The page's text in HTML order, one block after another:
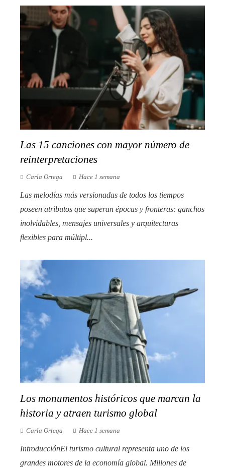
Las 15 canciones con mayor número de
reinterpretaciones
Carla Ortega Hace 1 semana
Las melodías más versionadas de todos los tiempos
poseen atributos que superan épocas y fronteras: ganchos
inolvidables, mensajes universales y arquitecturas
flexibles para múltipl...
Los monumentos históricos que marcan la
historia y atraen turismo global
Carla Ortega Hace 1 semana
IntroducciónEl turismo cultural representa uno de los
grandes motores de la economía global. Millones de